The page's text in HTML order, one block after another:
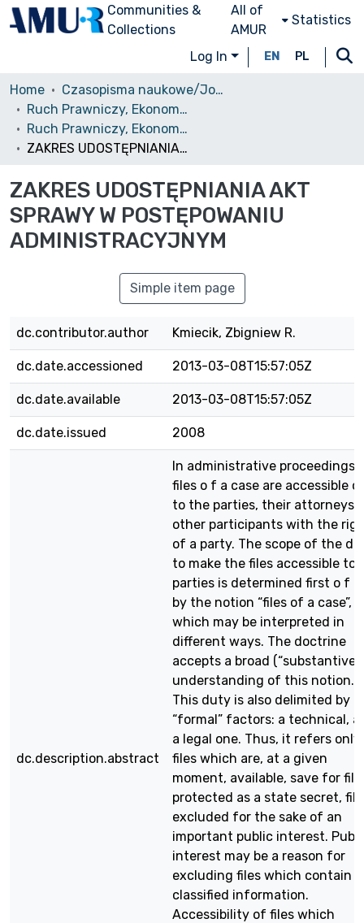
Communities &
Collections
All of
AMUR
Statistics
Log In EN PL
Home
Czasopisma naukowe/Journals
Ruch Prawniczy, Ekonomiczny i Socjologiczny
Ruch Prawniczy, Ekonomiczny i Socjologiczny, 2008, nr 2
ZAKRES UDOSTĘPNIANIA AKT SPRAWY W POSTĘPOWANIU ADMINISTRACYJNYM
ZAKRES UDOSTĘPNIANIA AKT
SPRAWY W POSTĘPOWANIU
ADMINISTRACYJNYM
Simple item page
dc.contributor.author Kmiecik, Zbigniew R.
dc.date.accessioned 2013-03-08T15:57:05Z
dc.date.available 2013-03-08T15:57:05Z
dc.date.issued 2008
dc.description.abstract
In administrative proceedings,
files o f a case are accessible
to the parties, their attorneys
other participants with the
of a party. The scope of the
to make the files accessible to
parties is determined first o f
by the notion “files of a case”,
which may be interpreted in
different ways. The doctrine
accepts a broad (“substantive”)
understanding of this notion.
This duty is also delimited by
“formal” factors: a technical,
a legal one. Thus, it refers
files which are, at a given
moment, available, save for
protected as a state secret,
excluded for the sake of an
important public interest.
interest may be a reason for
excluding files which contain a
classified information.
Accessibility of files which